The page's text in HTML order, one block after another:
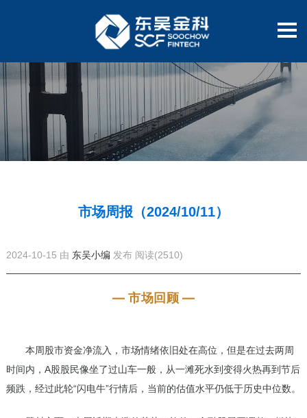
市场周报（2024/10/11）
2024-10-15 由 东吴小编 发布 阅读(2510)
— 市场回顾 —
本周股市资金净流入，市场情绪依旧处在高位，但是在过去两周
时间内，A股股民像坐了过山车一般，从一滩死水到变得火热再到节后
频跌，经过此轮“闪电牛”行情后，当前的估值水平仍低于历史中位数。